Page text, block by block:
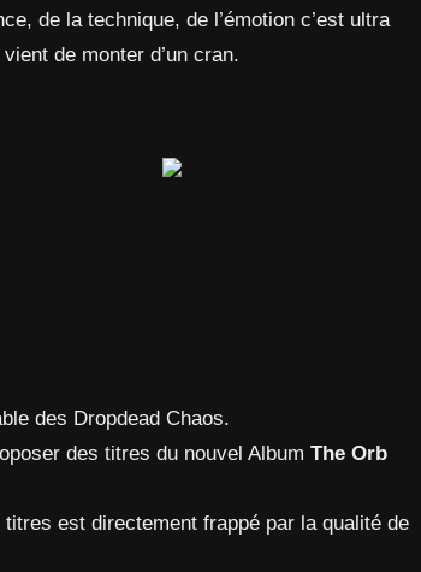
de la technique, de l’émotion c’est ultra
de monter d’un cran.
des Dropdead Chaos.
des titres du nouvel AlbumThe Orb
est directement frappé par la qualité de